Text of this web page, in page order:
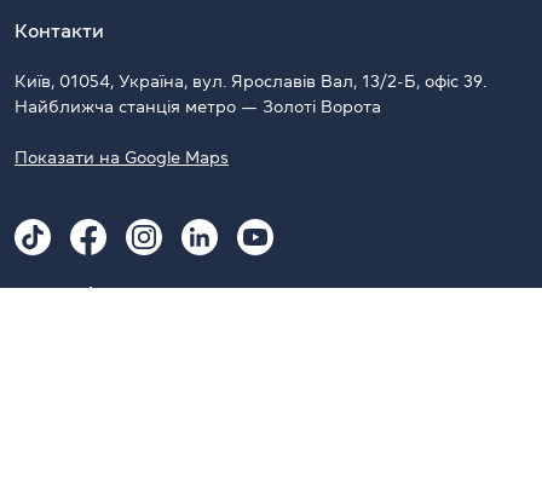
Контакти
Київ, 01054, Україна, вул. Ярославів Вал, 13/2-Б, офіс 39.
Найближча станція метро — Золоті Ворота
Показати на Google Maps
Наші Telegram-канали